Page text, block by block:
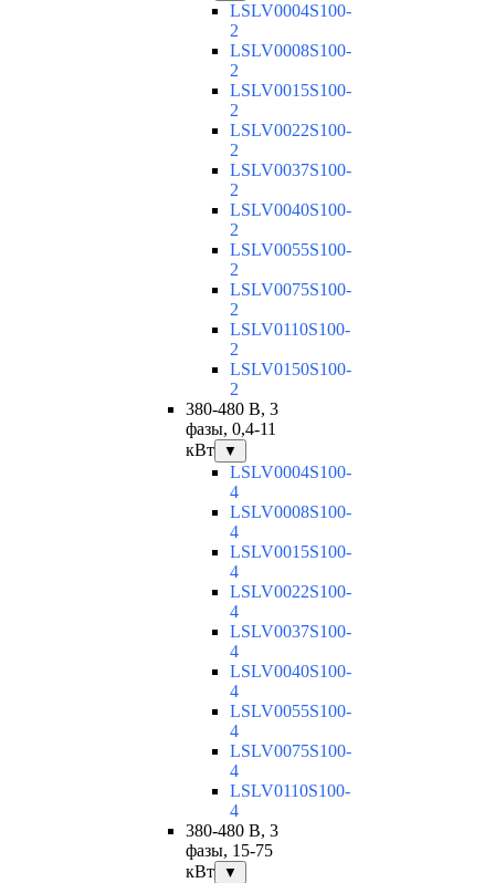
LSLV0004S100-
2
LSLV0008S100-
2
LSLV0015S100-
2
LSLV0022S100-
2
LSLV0037S100-
2
LSLV0040S100-
2
LSLV0055S100-
2
LSLV0075S100-
2
LSLV0110S100-
2
LSLV0150S100-
2
380-480 В, 3
фазы, 0,4-11
кВт
▼
LSLV0004S100-
4
LSLV0008S100-
4
LSLV0015S100-
4
LSLV0022S100-
4
LSLV0037S100-
4
LSLV0040S100-
4
LSLV0055S100-
4
LSLV0075S100-
4
LSLV0110S100-
4
380-480 В, 3
фазы, 15-75
кВт
▼